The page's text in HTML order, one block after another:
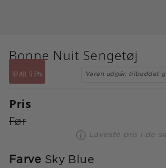
Bonne Nuit Sengetøj
SPAR 55% Varen udgår, tilbuddet
Pris
Før
Laveste pris i de
Farve Sky Blue